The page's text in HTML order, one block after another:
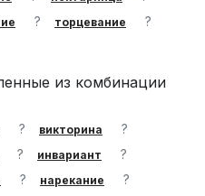
? торцевание ?
из комбинации
? викторина ?
? инвариант ?
? нарекание ?